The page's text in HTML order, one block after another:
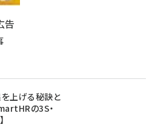
告
上げる秘訣と
の3S・